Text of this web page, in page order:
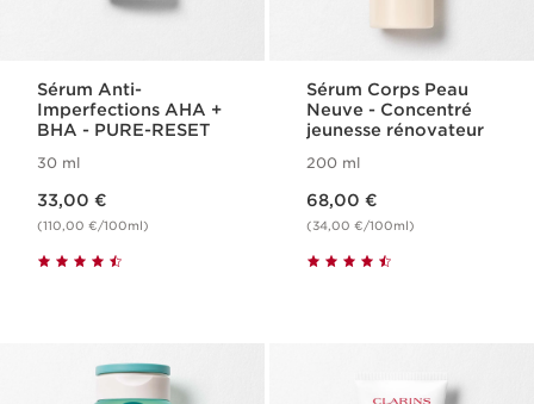
Sérum Anti-
Imperfections AHA +
BHA - PURE-RESET
30 ml
33,00 €
(110,00 €/100ml)
Sérum Corps Peau
Neuve - Concentré
jeunesse rénovateur
200 ml
68,00 €
(34,00 €/100ml)